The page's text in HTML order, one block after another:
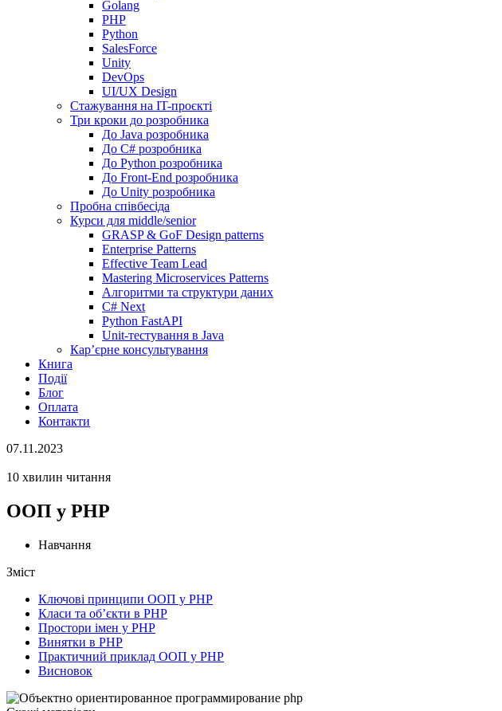
Golang
PHP
Python
SalesForce
Unity
DevOps
UI/UX Design
Стажування на IT-проєкті
Три кроки до розробника
До Java розробника
До C# розробника
До Python розробника
До Front-End розробника
До Unity розробника
Пробна співбесіда
Курси для middle/senior
GRASP & GoF Design patterns
Enterprise Patterns
Effective Team Lead
Mastering Microservices Patterns
Алгоритми та структури даних
C# Next
Python FastAPI
Unit-тестування в Java
Кар’єрне консультування
Книга
Події
Блог
Оплата
Контакти
07.11.2023
10 хвилин читання
ООП у PHP
Навчання
Зміст
Ключові принципи ООП у PHP
Класи та об’єкти в PHP
Простори імен у PHP
Винятки в PHP
Практичний приклад ООП у PHP
Висновок